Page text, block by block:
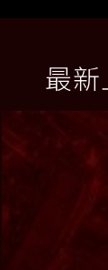
最